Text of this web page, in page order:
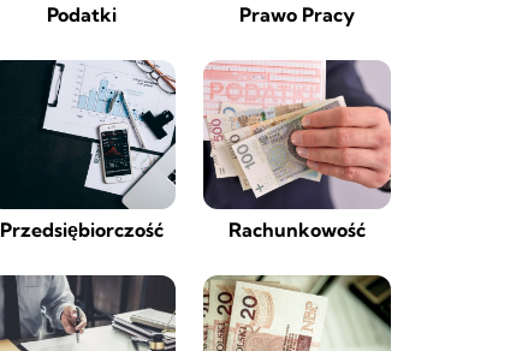
Podatki Prawo Pracy
Przedsiębiorczość Rachunkowość